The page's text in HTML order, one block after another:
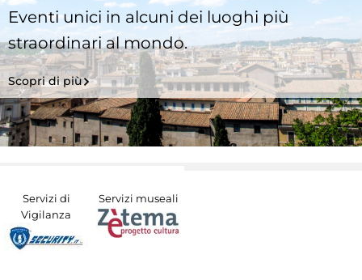
Eventi unici in alcuni dei luoghi più
straordinari al mondo.
Scopri di più
Servizi di
Vigilanza
Servizi museali